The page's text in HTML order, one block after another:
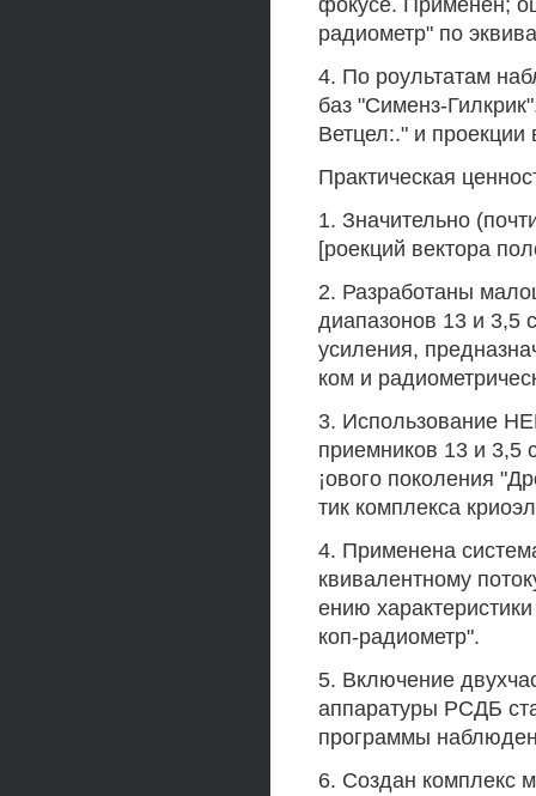
фокусе. Применен;
радиометр" по
4. По роультатам
баз "Сименз-
Ветцел:." и
Практическая
1. Значительно
[роекций вектора
2. Разработаны
диапазонов 13 и 3,5
усиления,
ком и
3. Использование
приемников 13 и 3,5
¡ового поколения
тик комплекса
4. Применена
квивалентному
ению
коп-радиометр".
5. Включение
аппаратуры РСДБ
программы
6. Создан комплекс